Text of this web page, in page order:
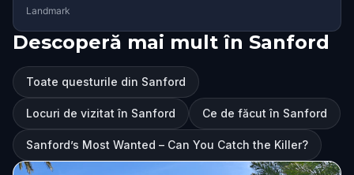
Landmark
Descoperă mai mult în Sanford
Toate questurile din Sanford
Locuri de vizitat în Sanford Ce de făcut în Sanford
Sanford’s Most Wanted – Can You Catch the Killer?